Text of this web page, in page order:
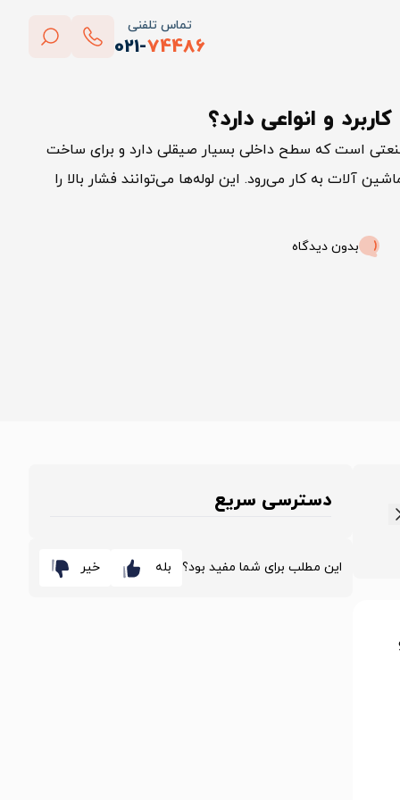
تماس تلفنی
021-74486
پاک کردن
و انواعی دارد؟
است که سطح داخلی بسیار صیقلی دارد و برای ساخت
آلات به کار می‌رود. این لوله‌ها می‌توانند فشار بالا را
بدون دیدگاه
دسترسی سریع
این مطلب برای شما مفید بود؟ بله خیر